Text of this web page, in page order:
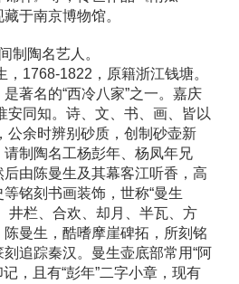
于南京博物馆。
制陶名艺人。
，1768-1822，原籍浙江钱塘。
著名的“西冷八家”之一。嘉庆
安同知。诗、文、书、画、皆以
公余时辨别砂质，创制砂壶新
制陶名工杨彭年、杨凤年兄
由陈曼生及其幕客江听香，高
铭刻书画装饰，世称“曼生
井栏、合欢、却月、半瓦、方
曼生，酷嗜摩崖碑拓，所刻铭
追踪秦汉。曼生壶底部常用“阿
记，且有“彭年”二字小章，现有